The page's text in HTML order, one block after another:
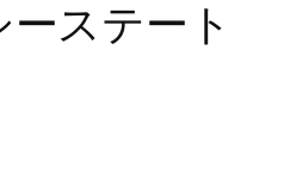
ステート